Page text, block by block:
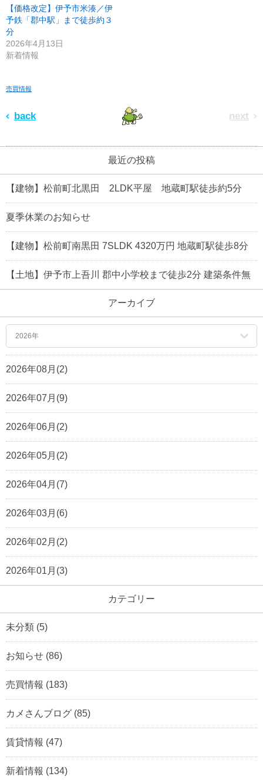
【価格改定】伊予市米湊／伊
予鉄「郡中駅」まで徒歩約３
分
2026年4月13日
新着情報
売買情報
back next
最近の投稿
【建物】松前町北黒田 2LDK平屋 地蔵町駅徒歩約5分
夏季休業のお知らせ
【建物】松前町南黒田 7SLDK 4320万円 地蔵町駅徒歩8分
【土地】伊予市上吾川 郡中小学校まで徒歩2分 建築条件無
アーカイブ
2026年
2026年08月(2)
2026年07月(9)
2026年06月(2)
2026年05月(2)
2026年04月(7)
2026年03月(6)
2026年02月(2)
2026年01月(3)
カテゴリー
未分類 (5)
お知らせ (86)
売買情報 (183)
カメさんブログ (85)
賃貸情報 (47)
新着情報 (134)